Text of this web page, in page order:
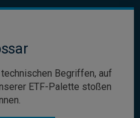
Begriffen, auf
ETF-Palette stoßen